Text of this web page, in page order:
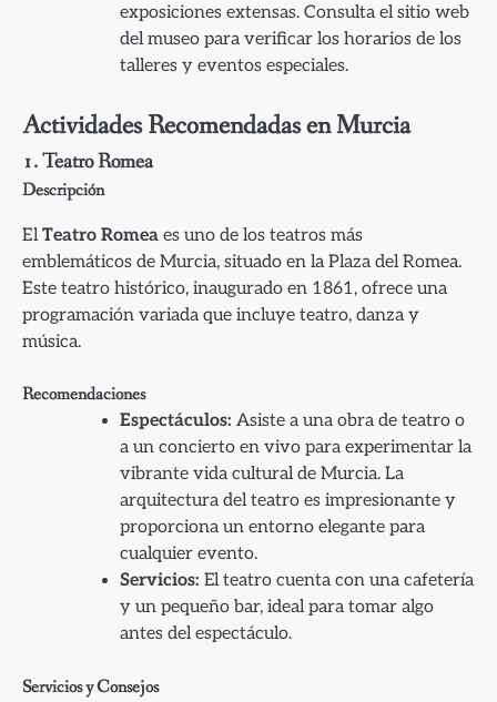
exposiciones extensas. Consulta el sitio web
del museo para verificar los horarios de los
talleres y eventos especiales.
Actividades Recomendadas en Murcia
1. Teatro Romea
Descripción
ElTeatro Romea es uno de los teatros más
emblemáticos de Murcia, situado en la Plaza del Romea.
Este teatro histórico, inaugurado en 1861, ofrece una
programación variada que incluye teatro, danza y
música.
Recomendaciones
Espectáculos: Asiste a una obra de teatro o
a un concierto en vivo para experimentar la
vibrante vida cultural de Murcia. La
arquitectura del teatro es impresionante y
proporciona un entorno elegante para
cualquier evento.
Servicios: El teatro cuenta con una cafetería
y un pequeño bar, ideal para tomar algo
antes del espectáculo.
Servicios y Consejos